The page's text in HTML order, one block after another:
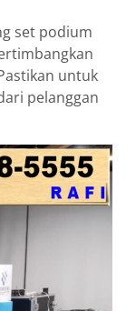
set podium
untuk
pelanggan